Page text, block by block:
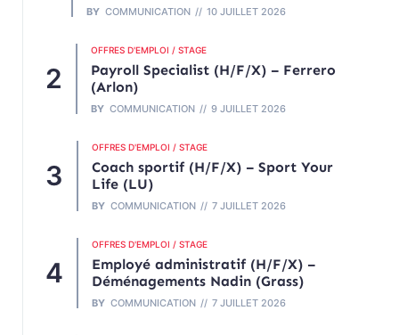
BY COMMUNICATION 10 JUILLET 2026
OFFRES D'EMPLOI / STAGE
Payroll Specialist (H/F/X) – Ferrero
(Arlon)
BY COMMUNICATION 9 JUILLET 2026
OFFRES D'EMPLOI / STAGE
Coach sportif (H/F/X) – Sport Your
Life (LU)
BY COMMUNICATION 7 JUILLET 2026
OFFRES D'EMPLOI / STAGE
Employé administratif (H/F/X) –
Déménagements Nadin (Grass)
BY COMMUNICATION 7 JUILLET 2026